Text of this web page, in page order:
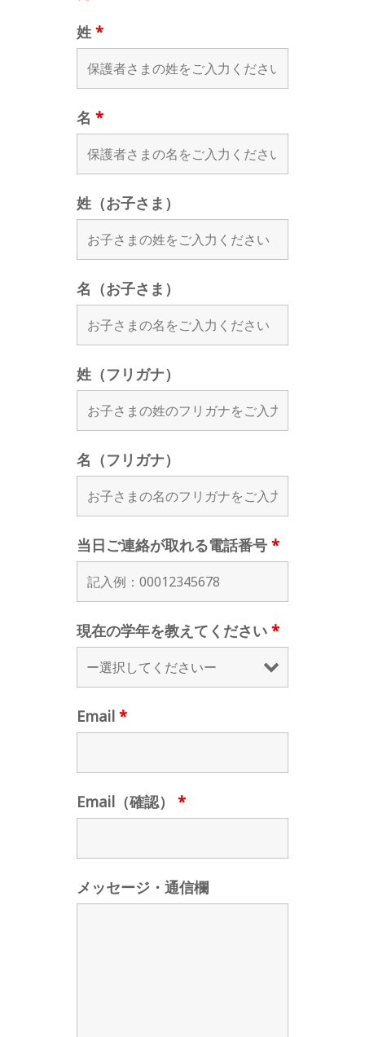
姓 *
名 *
姓（お子さま）
名（お子さま）
姓（フリガナ）
名（フリガナ）
当日ご連絡が取れる電話番号 *
現在の学年を教えてください *
Email *
Email（確認） *
メッセージ・通信欄